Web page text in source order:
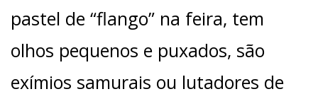
pastel de “flango” na feira, tem
olhos pequenos e puxados, são
exímios samurais ou lutadores de